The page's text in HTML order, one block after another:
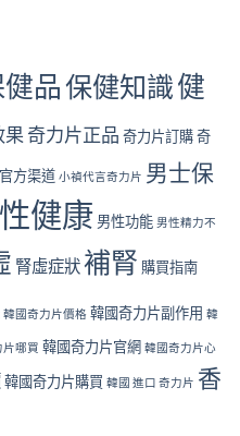
品保健知識健
果 奇力片正品 奇力片訂購奇
官方渠道 小禎代言奇力片 男士保
健康 男性功能 男性精力不
腎虛症狀補腎 購買指南
韓國奇力片價格 韓國奇力片副作用 韓
片哪買 韓國奇力片官網 韓國奇力片心
韓國奇力片購買 韓國 進口 奇力片 香